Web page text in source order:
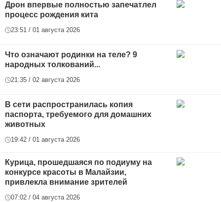
Дрон впервые полностью запечатлел
процесс рождения кита
23:51 / 01 августа 2026
Что означают родинки на теле? 9
народных толкований...
21:35 / 02 августа 2026
В сети распространилась копия
паспорта, требуемого для домашних
животных
19:42 / 01 августа 2026
Курица, прошедшаяся по подиуму на
конкурсе красоты в Малайзии,
привлекла внимание зрителей
07:02 / 04 августа 2026